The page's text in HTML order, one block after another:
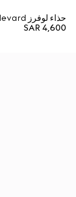
حذاء لوفرز Boulevard للنساء
SAR 4,600